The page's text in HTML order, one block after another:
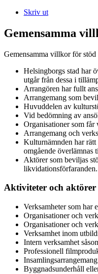
Skriv ut
Gemensamma
Gemensamma villkor för
Helsingborgs stad har
utgår från dessa i
Arrangören har fullt
Arrangemang som
Huvuddelen av
Vid bedömning av
Organisationer som får
Arrangemang och
Kulturnämnden har
omgående överlämnas
Aktörer som beviljas
Aktiviteter och aktörer
Verksamheter som har
Organisationer och
Organisationer och
Verksamhet inom
Intern verksamhet
Professionell
Byggnadsunderhåll